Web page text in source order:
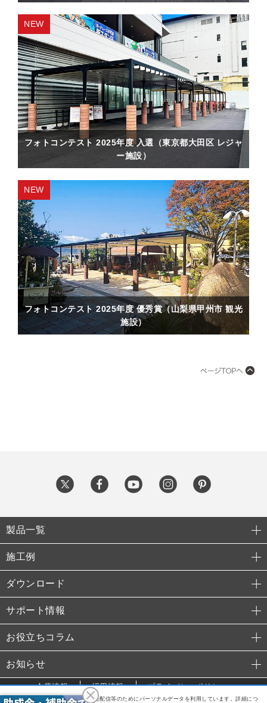
フォトコンテスト 2025年度 入選（東京都大田区 レジャ
ー施設）
フォトコンテスト 2025年度 優秀賞（山梨県甲州市 観光
施設）
製品一覧
施工例
ダウンロード
サポート情報
お役立ちコラム
お知らせ
企業情報 採用情報 プライバシーポリシー
利便性向上や利用状況の分析、広告配信等のためにパーソナルデータを利用しています。詳細につ